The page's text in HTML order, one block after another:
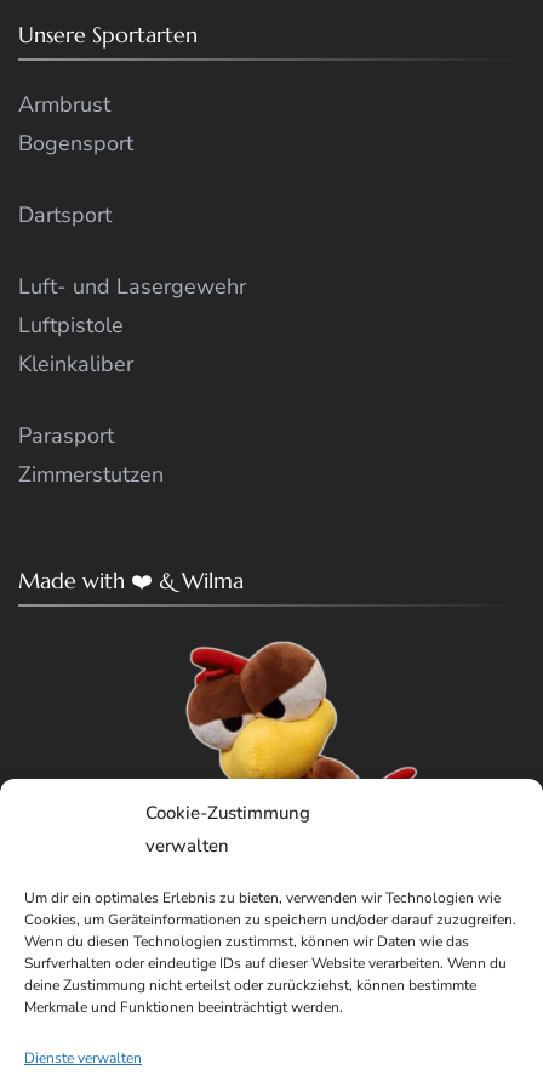
Cookie-Zustimmung
verwalten
Um dir ein optimales Erlebnis zu bieten, verwenden wir Technologien wie
Cookies, um Geräteinformationen zu speichern und/oder darauf zuzugreifen.
Wenn du diesen Technologien zustimmst, können wir Daten wie das
Surfverhalten oder eindeutige IDs auf dieser Website verarbeiten. Wenn du
deine Zustimmung nicht erteilst oder zurückziehst, können bestimmte
Merkmale und Funktionen beeinträchtigt werden.
Dienste verwalten
Unsere Sportarten
Armbrust
Bogensport
Dartsport
Luft- und Lasergewehr
Luftpistole
Kleinkaliber
Parasport
Zimmerstutzen
Made with ❤️ & Wilma